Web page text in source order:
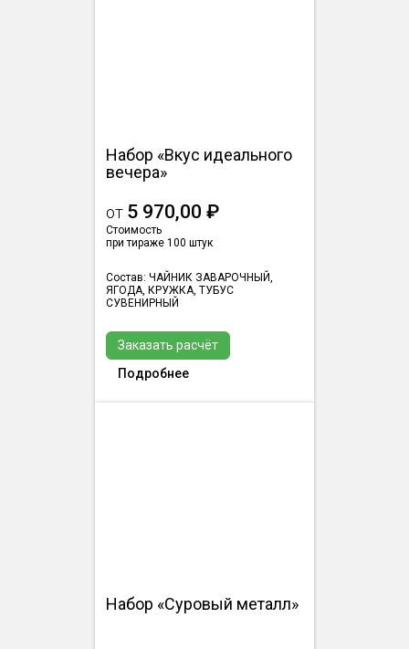
Набор «Вкус идеального
вечера»
от 5 970,00 ₽
Стоимость
при тираже 100 штук
Состав: ЧАЙНИК ЗАВАРОЧНЫЙ,
ЯГОДА, КРУЖКА, ТУБУС
СУВЕНИРНЫЙ
Заказать расчёт
Подробнее
Набор «Суровый металл»